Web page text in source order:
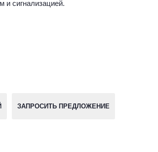
сигнализацией.
ЗАПРОСИТЬ ПРЕДЛОЖЕНИЕ